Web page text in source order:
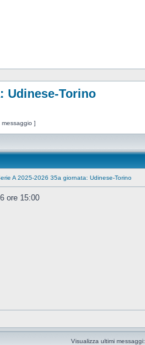
Udinese-Torino
messaggio ]
A 2025-2026 35a giornata: Udinese-Torino
ore 15:00
Visualizza ultimi messaggi: